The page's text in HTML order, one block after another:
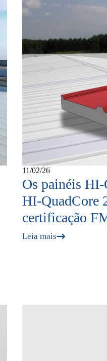
11/02/26
Os painéis
HI‑QuadCore
certificação
Leia mais